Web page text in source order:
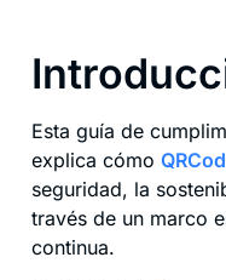
Esta guía de
explica cómo
seguridad, la
través de un marco
continua.